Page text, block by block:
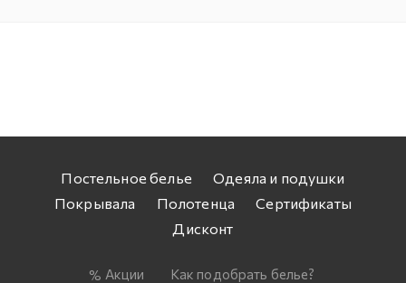
Постельное белье
Одеяла и подушки
Покрывала
Полотенца
Сертификаты
Дисконт
Акции
Как подобрать белье?